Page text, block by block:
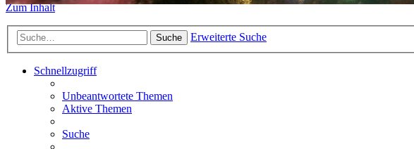
Zum Inhalt
Suche Erweiterte Suche
Schnellzugriff
Unbeantwortete Themen
Aktive Themen
Suche